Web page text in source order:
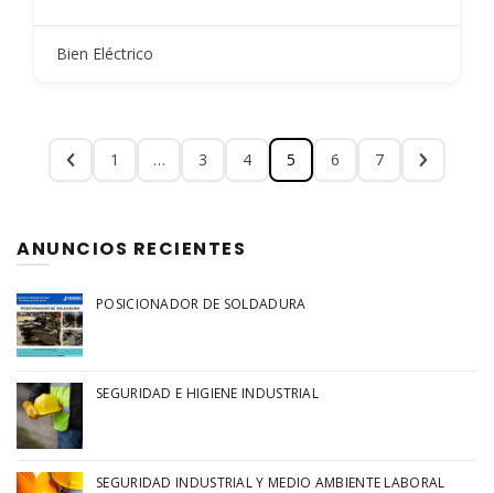
Bien Eléctrico
1 … 3 4 5 6 7
ANUNCIOS RECIENTES
POSICIONADOR DE SOLDADURA
SEGURIDAD E HIGIENE INDUSTRIAL
SEGURIDAD INDUSTRIAL Y MEDIO AMBIENTE LABORAL